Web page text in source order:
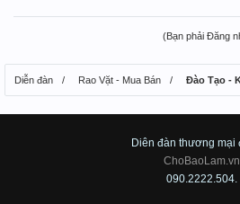
(Bạn phải Đăng
Diễn đàn Rao Vặt - Mua Bán Đào Tạo -
Diên đàn thương mại
ChoBaoLam.vn
090.2222.504.